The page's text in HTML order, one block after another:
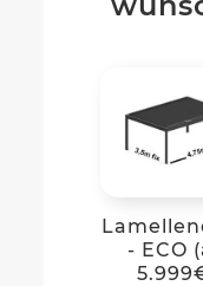
- ECO